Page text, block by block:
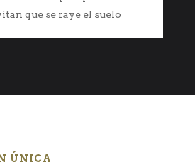
que se raye el suelo
ÚNICA